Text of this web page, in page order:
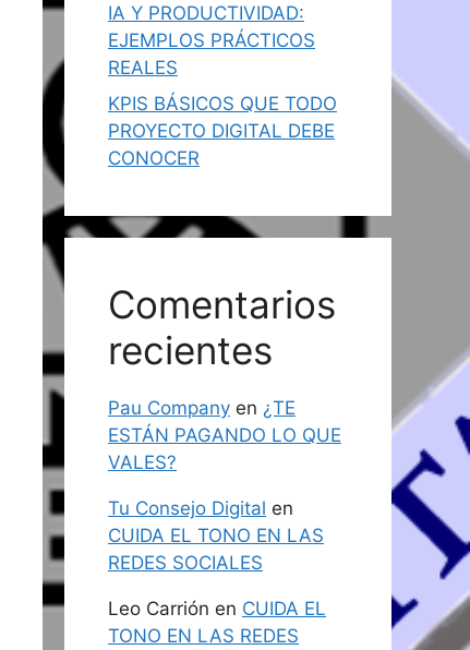
IA Y PRODUCTIVIDAD:
EJEMPLOS PRÁCTICOS
REALES
KPIS BÁSICOS QUE TODO
PROYECTO DIGITAL DEBE
CONOCER
Comentarios
recientes
Pau Company en ¿TE
ESTÁN PAGANDO LO QUE
VALES?
Tu Consejo Digital en
CUIDA EL TONO EN LAS
REDES SOCIALES
Leo Carrión en CUIDA EL
TONO EN LAS REDES